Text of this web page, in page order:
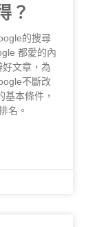
？
的搜尋
都愛的內
文章，為
不斷改
基本條件，
名。